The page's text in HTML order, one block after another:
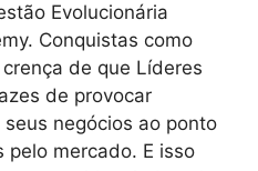
Evolucionária
Conquistas como
de que Líderes
de provocar
negócios ao ponto
pelo mercado. E isso